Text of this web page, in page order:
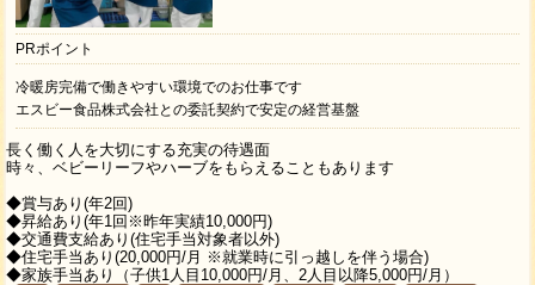
PRポイント
冷暖房完備で働きやすい環境でのお仕事です
エスビー食品株式会社との委託契約で安定の経営基盤
​長く働く人を大切にする充実の待遇面
時々、ベビーリーフやハーブをもらえることもあります
◆賞与あり(年2回)
◆昇給あり(年1回※昨年実績10,000円)
◆交通費支給あり(住宅手当対象者以外)
◆住宅手当あり(20,000円/月 ※就業時に引っ越しを伴う場合)
◆家族手当あり（子供1人目10,000円/月、2人目以降5,000円/月）